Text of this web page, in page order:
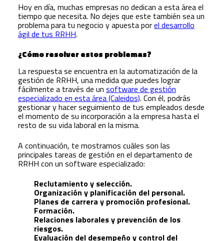
Hoy en día, muchas empresas no dedican a esta área el
tiempo que necesita. No dejes que este también sea un
problema para tu negocio y apuesta porel desarrollo
ágil de tus RRHH.
¿Cómo resolver estos problemas?
La respuesta se encuentra en la automatización de la
gestión de RRHH, una medida que puedes lograr
fácilmente a través de un software de gestión
especializado en esta área (Caleidos). Con él, podrás
gestionar y hacer seguimiento de tus empleados desde
el momento de su incorporación a la empresa hasta el
resto de su vida laboral en la misma.
A continuación, te mostramos cuáles son las
principales tareas de gestión en el departamento de
RRHH con un software especializado:
Reclutamiento y selección.
Organización y planificación del personal.
Planes de carrera y promoción profesional.
Formación.
Relaciones laborales y prevención de los
riesgos.
Evaluación del desempeño y control del